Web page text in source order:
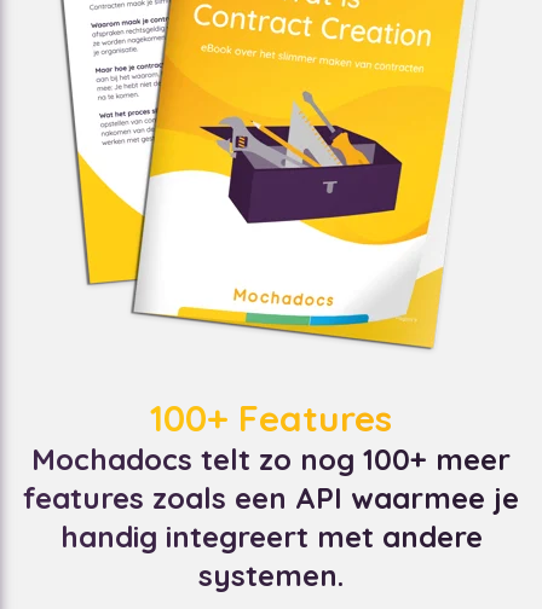
100+ Features
Mochadocs telt zo nog 100+ meer
features zoals een API waarmee je
handig integreert met andere
systemen.